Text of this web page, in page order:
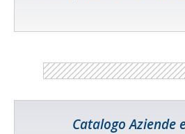
Catalogo Aziende